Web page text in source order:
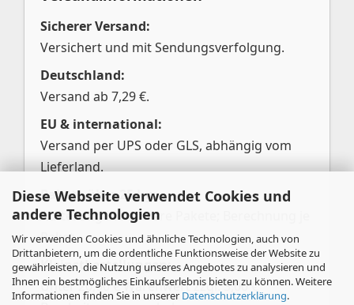
Diese Webseite verwendet Cookies und
andere Technologien
Wir verwenden Cookies und ähnliche Technologien, auch von
Drittanbietern, um die ordentliche Funktionsweise der Website zu
gewährleisten, die Nutzung unseres Angebotes zu analysieren und
Ihnen ein bestmögliches Einkaufserlebnis bieten zu können. Weitere
Informationen finden Sie in unserer Datenschutzerklärung.
Sicherer Versand:
Versichert und mit Sendungsverfolgung.
Deutschland:
Versand ab 7,29 €.
EU & international:
Versand per UPS oder GLS, abhängig vom
Lieferland.
Pakete über 25 kg:
Aufteilung in mehrere Pakete; Berechnung je
Paket.
Kleinstbestellungen:
Unter 20,00 € Warenwert zzgl. 3,00 €